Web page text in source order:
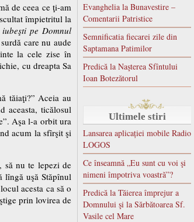
Evanghelia la Bunavestire –
Comentarii Patristice
Semnificatia fiecarei zile din
Saptamana Patimilor
Predică la Naşterea Sfîntului
Ioan Botezătorul
Ultimele stiri
Lansarea aplicației mobile Radio
LOGOS
Ce înseamnă „Eu sunt cu voi şi
nimeni împotriva voastră”?
Predică la Tăierea împrejur a
Domnului şi la Sărbătoarea Sf.
Vasile cel Mare
de ceea ce ţi-am
împietritul la
iubeşti pe Domnul
care nu aude
la cele zise în
cu dreapta Sa
tăiaţi?” Aceia au
aceasta, ticălosul
Aşa l-a orbit ura
acum la sfîrşit şi
să nu te lepezi de
lîngă uşă Stăpînul
acesta ca să o
prin lovirea de